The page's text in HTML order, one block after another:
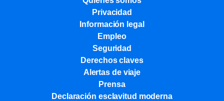
Privacidad
Información legal
Empleo
Seguridad
Derechos claves
Alertas de viaje
Prensa
Declaración esclavitud moderna